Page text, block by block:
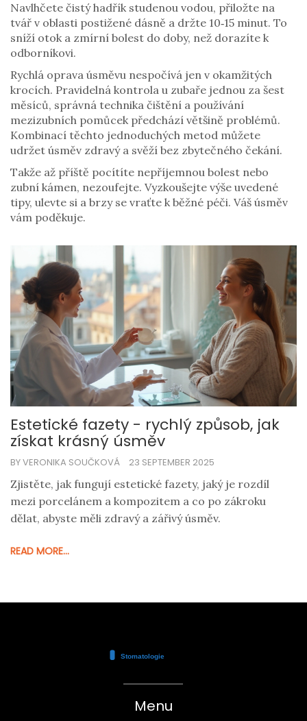
Navlhčete čistý hadřík studenou vodou, přiložte na
tvář v oblasti postižené dásně a držte 10‑15 minut. To
sníží otok a zmírní bolest do doby, než dorazíte k
odborníkovi.
Rychlá oprava úsměvu nespočívá jen v okamžitých
krocích. Pravidelná kontrola u zubaře jednou za šest
měsíců, správná technika čištění a používání
mezizubních pomůcek předchází většině problémů.
Kombinací těchto jednoduchých metod můžete
udržet úsměv zdravý a svěží bez zbytečného čekání.
Takže až příště pocítíte nepříjemnou bolest nebo
zubní kámen, nezoufejte. Vyzkoušejte výše uvedené
tipy, ulevte si a brzy se vraťte k běžné péči. Váš úsměv
vám poděkuje.
Estetické fazety - rychlý způsob, jak
získat krásný úsměv
BY VERONIKA SOUČKOVÁ 23 SEPTEMBER 2025
Zjistěte, jak fungují estetické fazety, jaký je rozdíl
mezi porcelánem a kompozitem a co po zákroku
dělat, abyste měli zdravý a zářivý úsměv.
READ MORE...
Menu